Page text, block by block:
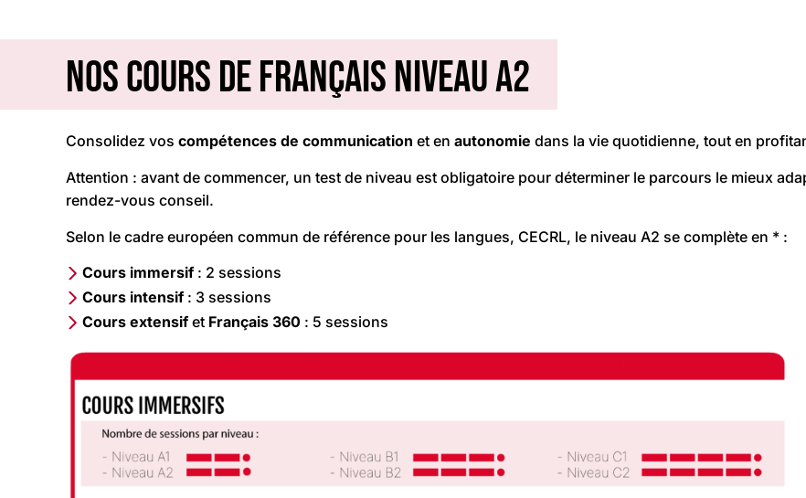
Nos cours de français niveau A2
Consolidez vos compétences de communication et en autonomie dans la vie quotidienne, tout en
Attention : avant de commencer, un test de niveau est obligatoire pour déterminer le parcours le mieux
rendez-vous conseil.
Selon le cadre européen commun de référence pour les langues, CECRL, le niveau A2 se complète en * :
Cours immersif : 2 sessions
Cours intensif : 3 sessions
Cours extensifet Français 360 : 5 sessions